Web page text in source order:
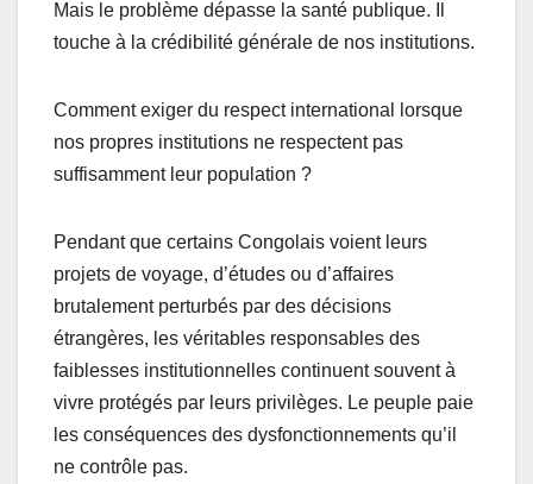
Mais le problème dépasse la santé publique. Il
touche à la crédibilité générale de nos institutions.
Comment exiger du respect international lorsque
nos propres institutions ne respectent pas
suffisamment leur population ?
Pendant que certains Congolais voient leurs
projets de voyage, d’études ou d’affaires
brutalement perturbés par des décisions
étrangères, les véritables responsables des
faiblesses institutionnelles continuent souvent à
vivre protégés par leurs privilèges. Le peuple paie
les conséquences des dysfonctionnements qu’il
ne contrôle pas.